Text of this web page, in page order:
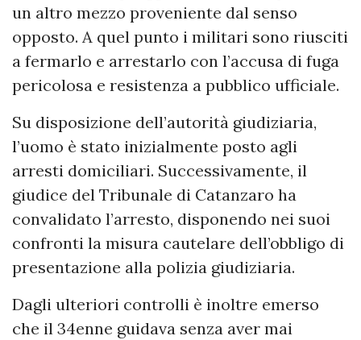
un altro mezzo proveniente dal senso
opposto. A quel punto i militari sono riusciti
a fermarlo e arrestarlo con l’accusa di fuga
pericolosa e resistenza a pubblico ufficiale.
Su disposizione dell’autorità giudiziaria,
l’uomo è stato inizialmente posto agli
arresti domiciliari. Successivamente, il
giudice del Tribunale di Catanzaro ha
convalidato l’arresto, disponendo nei suoi
confronti la misura cautelare dell’obbligo di
presentazione alla polizia giudiziaria.
Dagli ulteriori controlli è inoltre emerso
che il 34enne guidava senza aver mai